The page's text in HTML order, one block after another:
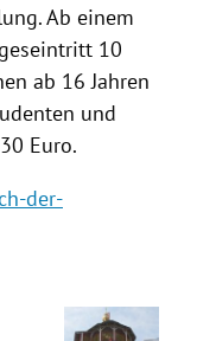
Ab einem
10
ab 16 Jahren
und
Euro.
der-